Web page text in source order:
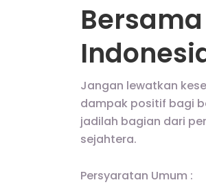
Jangan lewatkan
dampak positif bagi
jadilah bagian dari
sejahtera.
Persyaratan Umum :